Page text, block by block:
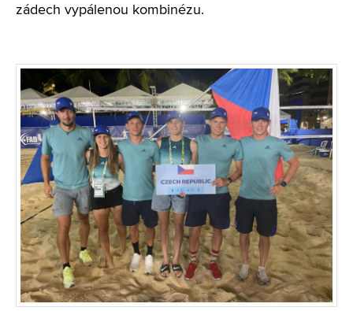
zádech vypálenou kombinézu.